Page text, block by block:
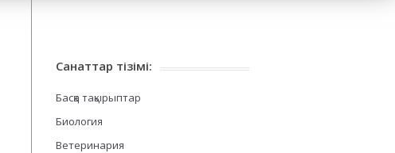
Санаттар тізімі:
Басқа тақырыптар
Биология
Ветеринария